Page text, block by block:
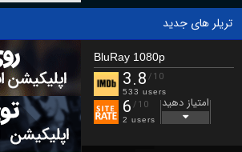
تریلر های جدید
BluRay 1080p
3.8 /10
533 users
6 /10
2 users
امتیاز دهید